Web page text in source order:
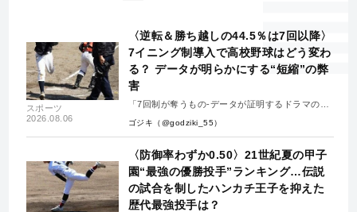
スポーツ
2026.08.06
〈逆転＆勝ち越しの44.5％は7回以降〉
7イニング制導入で高校野球はどう変わ
る？ データが明らかにする“短縮”の弊
害
「7回制が奪うもの-データが証明するドラマの消
失-」
ゴジキ（@godziki_55）
〈防御率わずか0.50〉21世紀夏の甲子
園“最強の優勝投手”ランキング…伝説
の試合を制したハンカチ王子を抑えた
歴代最強投手は？